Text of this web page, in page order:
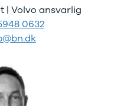
| Volvo ansvarlig
0632